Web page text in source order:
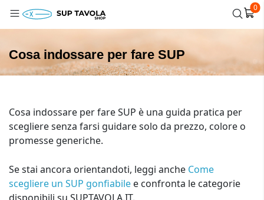
0
Cosa indossare per fare SUP
Cosa indossare per fare SUP è una guida pratica per
scegliere senza farsi guidare solo da prezzo, colore o
promesse generiche.
Se stai ancora orientandoti, leggi anche Come
scegliere un SUP gonfiabile e confronta le categorie